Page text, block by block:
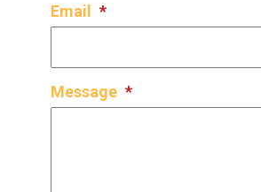
Email *
Message *